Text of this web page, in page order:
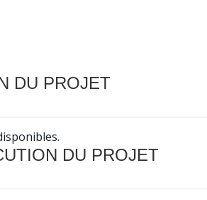
DU PROJET
DU PROJET